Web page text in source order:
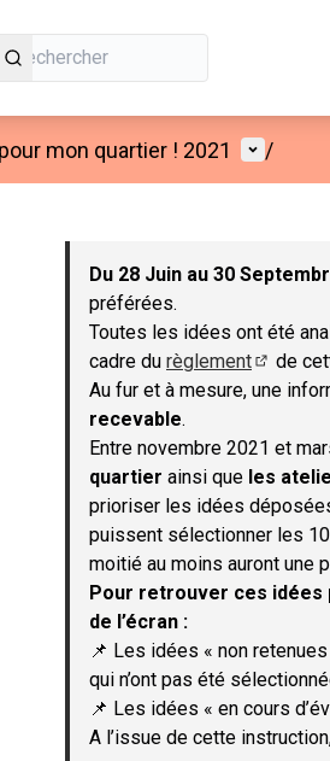
mon quartier ! 2021 Menu
/
Passer la carte
Du 28 Juin au 30
préférées.
Toutes les idées ont été
cadre du règlement
(S'ouvre
de
Au fur et à mesure, une
recevable.
Entre novembre 2021 et
quartier ainsi que les
prioriser les idées
puissent sélectionner les
moitié au moins auront une
Pour retrouver ces idées
de l’écran :
📌 Les idées « non
qui n’ont pas été
📌 Les idées « en cours
A l’issue de cette